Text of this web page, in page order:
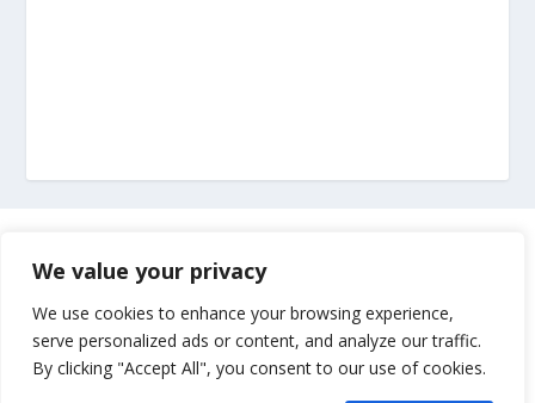
We value your privacy
We use cookies to enhance your browsing experience,
serve personalized ads or content, and analyze our traffic.
By clicking "Accept All", you consent to our use of cookies.
Impressum
Uvjeti korištenja